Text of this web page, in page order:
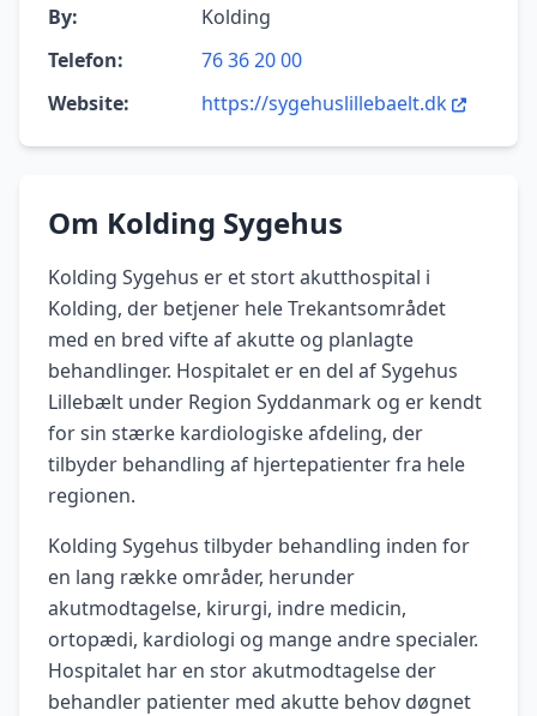
By:
Kolding
Telefon:
76 36 20 00
Website:
https://sygehuslillebaelt.dk
Om Kolding Sygehus
Kolding Sygehus er et stort akutthospital i
Kolding, der betjener hele Trekantsområdet
med en bred vifte af akutte og planlagte
behandlinger. Hospitalet er en del af Sygehus
Lillebælt under Region Syddanmark og er kendt
for sin stærke kardiologiske afdeling, der
tilbyder behandling af hjertepatienter fra hele
regionen.
Kolding Sygehus tilbyder behandling inden for
en lang række områder, herunder
akutmodtagelse, kirurgi, indre medicin,
ortopædi, kardiologi og mange andre specialer.
Hospitalet har en stor akutmodtagelse der
behandler patienter med akutte behov døgnet